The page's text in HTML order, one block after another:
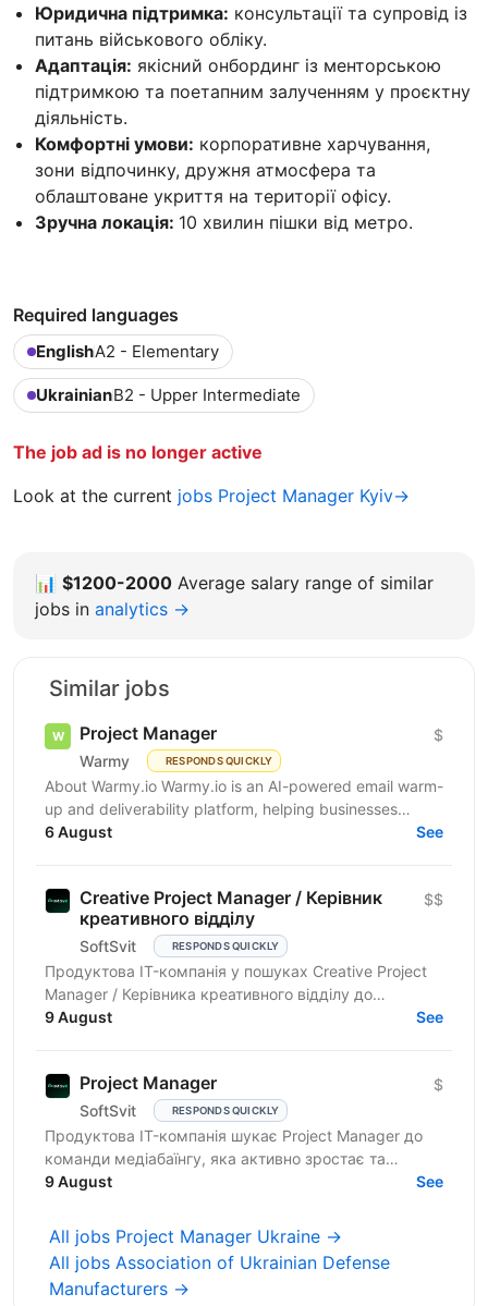
Юридична підтримка: консультації та супровід із
питань військового обліку.
Адаптація: якісний онбординг із менторською
підтримкою та поетапним залученням у проєктну
діяльність.
Комфортні умови: корпоративне харчування,
зони відпочинку, дружня атмосфера та
облаштоване укриття на території офісу.
Зручна локація: 10 хвилин пішки від метро.
Required languages
EnglishA2 - Elementary
UkrainianB2 - Upper Intermediate
The job ad is no longer active
Look at the current jobs Project Manager Kyiv→
📊 $1200-2000 Average salary range of similar
jobs in analytics →
Similar jobs
Project Manager
Warmy RESPONDS QUICKLY
$
About Warmy.io Warmy.io is an AI-powered email warm-
up and deliverability platform, helping businesses
improve inbox placement and ensure their emails
6 August See
Creative Project Manager / Керівник
креативного відділу
SoftSvit RESPONDS QUICKLY
$$
Продуктова IT-компанія у пошуках Creative Project
Manager / Керівника креативного відділу до
департаменту інтернет-маркетингу. Компанія шукає
9 August See
Project Manager
SoftSvit RESPONDS QUICKLY
$
Продуктова IT-компанія шукає Project Manager до
команди медіабаїнгу, яка активно зростає та
масштабує рекламні проєкти на різних ринках.
9 August See
All jobs Project Manager Ukraine →
All jobs Association of Ukrainian Defense
Manufacturers →